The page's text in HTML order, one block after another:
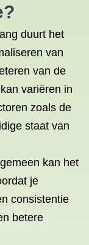
duurt het
van
van de
variëren in
zoals de
staat van
kan het
je
consistentie
betere